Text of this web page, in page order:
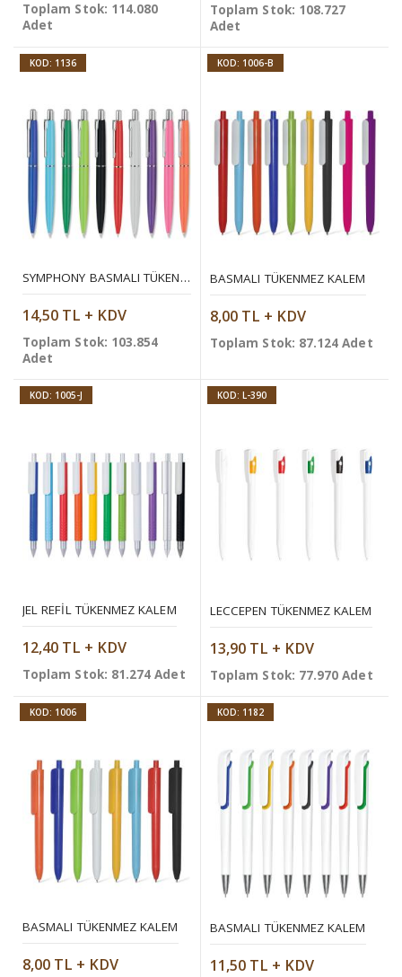
Toplam Stok: 114.080
Adet
Toplam Stok: 108.727
Adet
KOD: 1136
SYMPHONY BASMALI TÜKENMEZ KALEM
14,50 TL + KDV
Toplam Stok: 103.854
Adet
KOD: 1006-B
BASMALI TÜKENMEZ KALEM
8,00 TL + KDV
Toplam Stok: 87.124 Adet
KOD: 1005-J
JEL REFIL TÜKENMEZ KALEM
12,40 TL + KDV
Toplam Stok: 81.274 Adet
KOD: L-390
LECCEPEN TÜKENMEZ KALEM
13,90 TL + KDV
Toplam Stok: 77.970 Adet
KOD: 1006
BASMALI TÜKENMEZ KALEM
8,00 TL + KDV
KOD: 1182
BASMALI TÜKENMEZ KALEM
11,50 TL + KDV